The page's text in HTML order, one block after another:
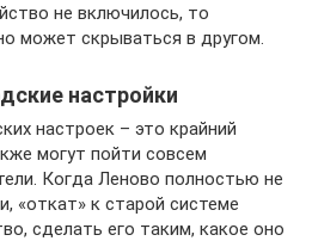
не включилось, то
может скрываться в другом.
настройки
настроек – это крайний
могут пойти совсем
Когда Леново полностью не
«откат» к старой системе
сделать его таким, какое оно